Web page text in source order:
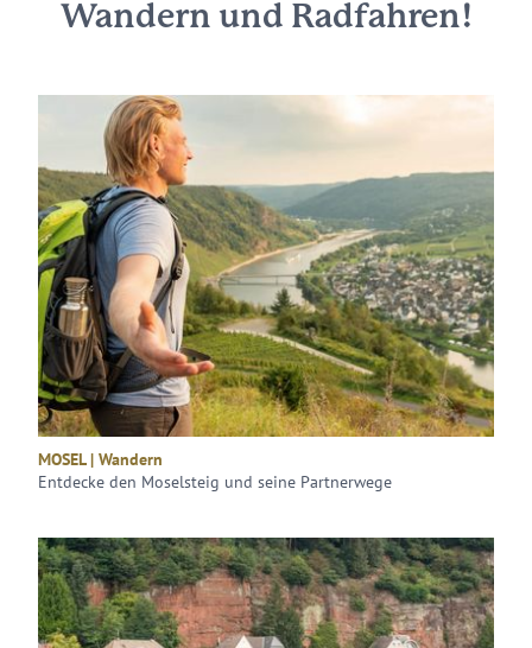
Wandern und Radfahren!
MOSEL | Wandern
Entdecke den Moselsteig und seine Partnerwege